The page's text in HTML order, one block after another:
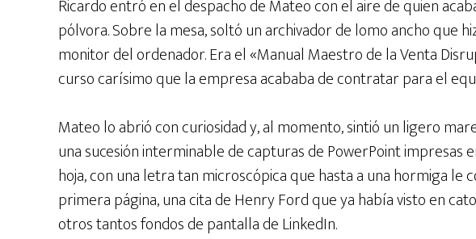
Ricardo entró en el despacho de Mateo con el aire de quien
pólvora. Sobre la mesa, soltó un archivador de lomo ancho que
monitor del ordenador. Era el «Manual Maestro de la Venta
curso carísimo que la empresa acababa de contratar para el
Mateo lo abrió con curiosidad y, al momento, sintió un ligero
una sucesión interminable de capturas de PowerPoint impresas
hoja, con una letra tan microscópica que hasta a una hormiga le
primera página, una cita de Henry Ford que ya había visto en
otros tantos fondos de pantalla de LinkedIn.